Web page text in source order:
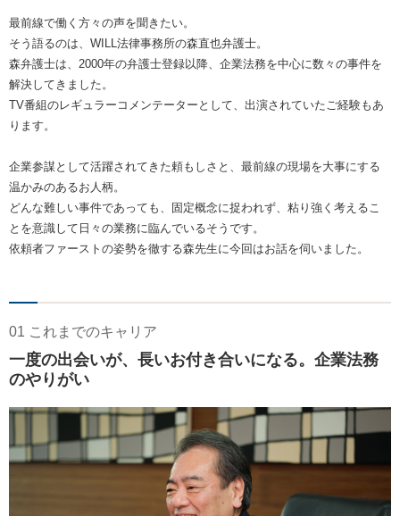
最前線で働く方々の声を聞きたい。
そう語るのは、WILL法律事務所の森直也弁護士。
森弁護士は、2000年の弁護士登録以降、企業法務を中心に数々の事件を
解決してきました。
TV番組のレギュラーコメンテーターとして、出演されていたご経験もあ
ります。
企業参謀として活躍されてきた頼もしさと、最前線の現場を大事にする
温かみのあるお人柄。
どんな難しい事件であっても、固定概念に捉われず、粘り強く考えるこ
とを意識して日々の業務に臨んでいるそうです。
依頼者ファーストの姿勢を徹する森先生に今回はお話を伺いました。
01 これまでのキャリア
一度の出会いが、長いお付き合いになる。企業法務
のやりがい